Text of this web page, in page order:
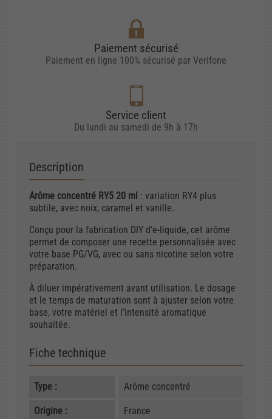
Paiement sécurisé
Paiement en ligne 100% sécurisé par Verifone
Service client
Du lundi au samedi de 9h à 17h
Description
Arôme concentré RY5 20 ml : variation RY4 plus
subtile, avec noix, caramel et vanille.
Conçu pour la fabrication DIY d’e-liquide, cet arôme
permet de composer une recette personnalisée avec
votre base PG/VG, avec ou sans nicotine selon votre
préparation.
À diluer impérativement avant utilisation. Le dosage
et le temps de maturation sont à ajuster selon votre
base, votre matériel et l’intensité aromatique
souhaitée.
Fiche technique
Type : Arôme concentré
Origine : France